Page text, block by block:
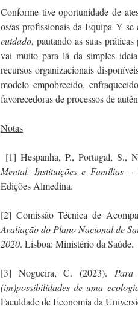
Conforme tive oportunidade de
os/as profissionais da Equipa Y
cuidado, pautando as suas
vai muito para lá da simples
recursos organizacionais
modelo empobrecido,
favorecedoras de processos de
Notas
[1] Hespanha, P., Portugal, S.,
Mental, Instituições e Famílias –
Edições Almedina.
[2] Comissão Técnica de
Avaliação do Plano Nacional de
2020. Lisboa: Ministério da Saúde.
[3] Nogueira, C. (2023).
(im)possibilidades de uma
Faculdade de Economia da